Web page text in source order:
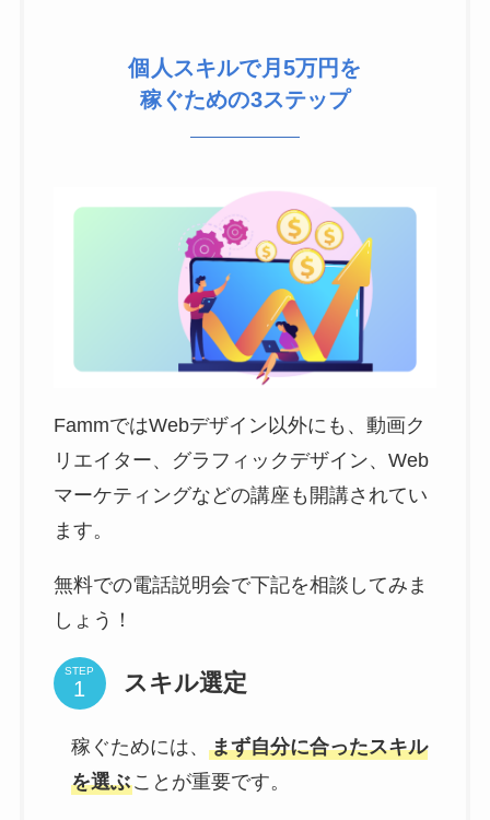
個人スキルで月5万円を
稼ぐための3ステップ
FammではWebデザイン以外にも、動画ク
リエイター、グラフィックデザイン、Web
マーケティングなどの講座も開講されてい
ます。
無料での電話説明会で下記を相談してみま
しょう！
STEP スキル選定
稼ぐためには、 まず自分に合ったスキル
を選ぶことが重要です。